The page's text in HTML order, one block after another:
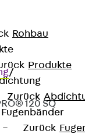
Rohbau
Produkte
Zurück
Fugenbänder
Zurück
/
120 SQ